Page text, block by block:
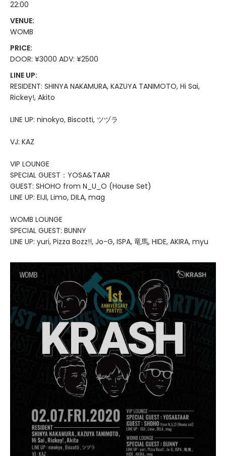
22:00
VENUE:
WOMB
PRICE:
DOOR: ¥3000 ADV: ¥2500
LINE UP:
RESIDENT: SHINYA NAKAMURA, KAZUYA TANIMOTO, Hi Sai,
Rickey!, Akito
LINE UP: ninokyo, Biscotti, ツヅラ
VJ: KAZ
VIP LOUNGE
SPECIAL GUEST：YOSA&TAAR
GUEST: SHOHO from N_U_O (House Set)
LINE UP: EIJI, Limo, DILA, mag
WOMB LOUNGE
SPECIAL GUEST: BUNNY
LINE UP: yuri, Pizza Bozz!!, Jo-G, ISPA, 竜馬, HIDE, AKIRA, myu